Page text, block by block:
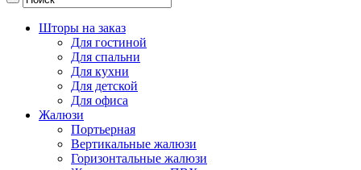
Шторы на заказ
Для гостиной
Для спальни
Для кухни
Для детской
Для офиса
Жалюзи
Портьерная
Вертикальные жалюзи
Горизонтальные жалюзи